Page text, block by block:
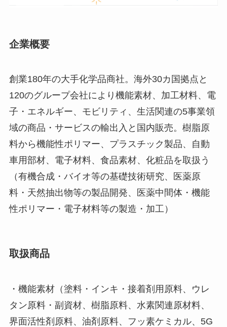
企業概要
創業180年の大手化学品商社。海外30カ国拠点と
120のグループ会社により機能素材、加工材料、電
子・エネルギー、モビリティ、生活関連の5事業領
域の商品・サービスの輸出入と国内販売。樹脂原
料から機能性ポリマー、プラスチック製品、自動
車用部材、電子材料、食品素材、化粧品を取扱う
（有機合成・バイオ等の基礎技術研究、医薬原
料・天然抽出物等の製品開発、医薬中間体・機能
性ポリマー・電子材料等の製造・加工）
取扱商品
・機能素材（塗料・インキ・接着剤用原料、ウレ
タン原料・副資材、樹脂原料、水素関連原材料、
界面活性剤原料、油剤原料、フッ素ケミカル、5G